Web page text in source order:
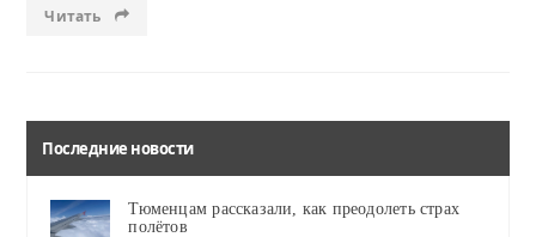
Читать
Последние новости
Тюменцам рассказали, как преодолеть страх
полётов